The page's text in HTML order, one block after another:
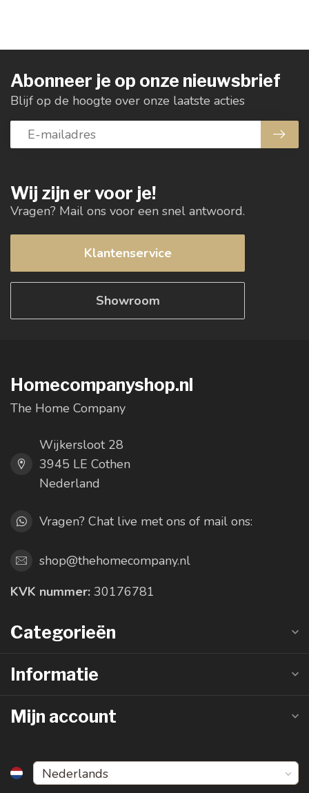
Wij zijn er voor je!
Vragen? Mail ons voor een snel antwoord.
Klantenservice
Showroom
Abonneer je op onze nieuwsbrief
Blijf op de hoogte over onze laatste acties
Homecompanyshop.nl
The Home Company
Wijkersloot 28
3945 LE Cothen
Nederland
Vragen? Chat live met ons of mail ons:
shop@thehomecompany.nl
KVK nummer: 30176781
Categorieën
Informatie
Mijn account